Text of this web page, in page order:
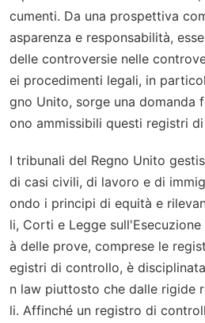
cumenti. Da una prospettiva
asparenza e responsabilità,
delle controversie nelle
ei procedimenti legali, in
gno Unito, sorge una domanda
ono ammissibili questi registri
I tribunali del Regno Unito
di casi civili, di lavoro e di
ondo i principi di equità e
li, Corti e Legge
à delle prove, comprese le
egistri di controllo, è
n law piuttosto che dalle rigide
li. Affinché un registro di